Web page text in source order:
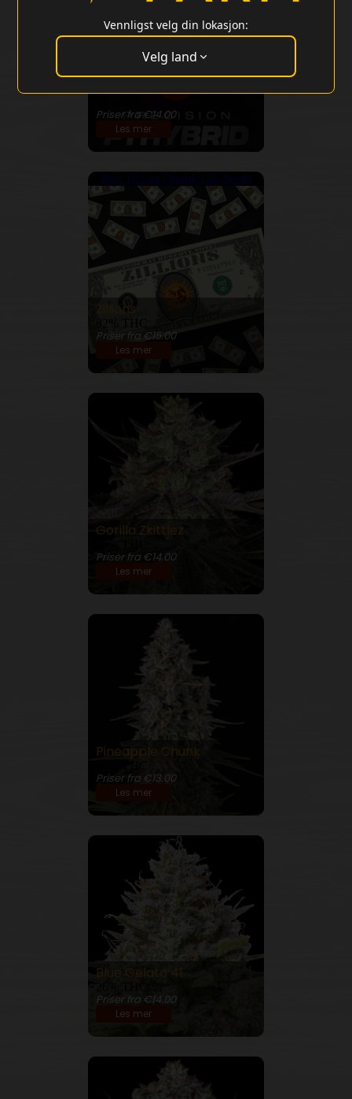
Priser fra €14.00
Les mer
Buy 10 Get Double! 20 Seeds
Zillions
Priser fra €15.00
Les mer
Gorilla Zkittlez
Priser fra €14.00
Les mer
Pineapple Chunk
Priser fra €13.00
Les mer
Blue Gelato 41
Priser fra €14.00
Les mer
Vennligst velg din lokasjon:
Velg land